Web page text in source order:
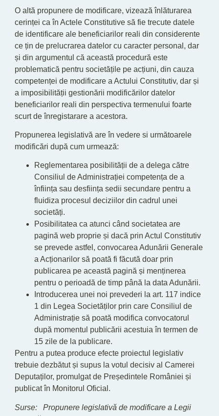
O altă propunere de modificare, vizează înlăturarea
cerinței ca în Actele Constitutive să fie trecute datele
de identificare ale beneficiarilor reali din considerente
ce țin de prelucrarea datelor cu caracter personal, dar
și din argumentul că această procedură este
problematică pentru societățile pe acțiuni, din cauza
competenței de modificare a Actului Constitutiv, dar și
a imposibilității gestionării modificărilor datelor
beneficiarilor reali din perspectiva termenului foarte
scurt de înregistarare a acestora.
Propunerea legislativă are în vedere si următoarele
modificări după cum urmează:
Reglementarea posibilității de a delega către
Consiliul de Administrației competența de a
înființa sau desființa sedii secundare pentru a
fluidiza procesul deciziilor din cadrul unei
societăți.
Posibilitatea ca atunci când societatea are
pagină web proprie și dacă prin Actul Constitutiv
se prevede astfel, convocarea Adunării Generale
a Acționarilor să poată fi făcută doar prin
publicarea pe această pagină și menținerea
pentru o perioadă de timp până la data Adunării.
Introducerea unei noi prevederi la art. 117 indice
1 din Legea Societăților prin care Consiliul de
Administrație să poată modifica convocatorul
după momentul publicării acestuia în termen de
15 zile de la publicare.
Pentru a putea produce efecte proiectul legislativ
trebuie dezbătut și supus la votul decisiv al Camerei
Deputaților, promulgat de Președintele României și
publicat în Monitorul Oficial.
Surse: Propunere legislativă de modificare a Legii